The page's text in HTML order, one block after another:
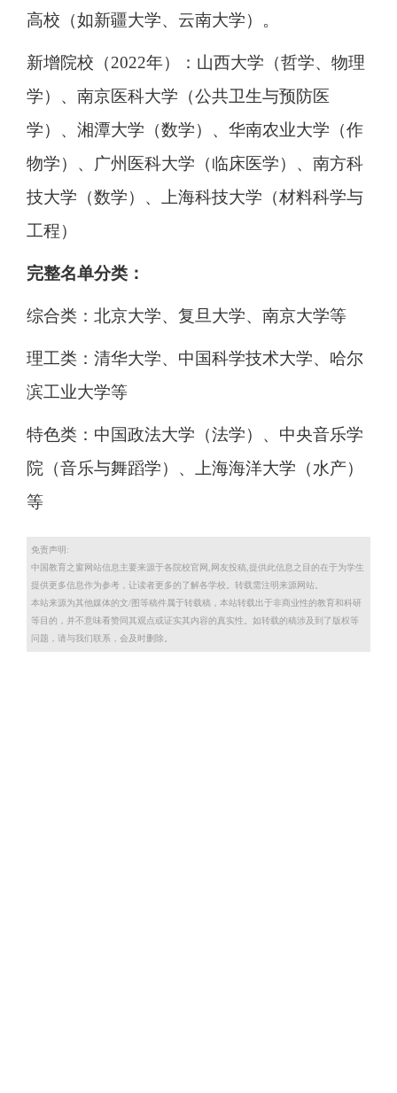
高校（如新疆大学、云南大学）。
新增院校（2022年）：山西大学（哲学、物理
学）、南京医科大学（公共卫生与预防医
学）、湘潭大学（数学）、华南农业大学（作
物学）、广州医科大学（临床医学）、南方科
技大学（数学）、上海科技大学（材料科学与
工程）
完整名单分类：
综合类：北京大学、复旦大学、南京大学等
理工类：清华大学、中国科学技术大学、哈尔
滨工业大学等
特色类：中国政法大学（法学）、中央音乐学
院（音乐与舞蹈学）、上海海洋大学（水产）
等
免责声明:
中国教育之窗网站信息主要来源于各院校官网,网友投稿,提供此信息之目的在于为学生
提供更多信息作为参考，让读者更多的了解各学校。转载需注明来源网站。
本站来源为其他媒体的文/图等稿件属于转载稿，本站转载出于非商业性的教育和科研
等目的，并不意味看赞同其观点或证实其内容的真实性。如转载的稿涉及到了版权等
问题，请与我们联系，会及时删除。